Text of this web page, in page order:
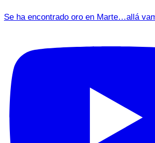
Se ha encontrado oro en Marte…allá